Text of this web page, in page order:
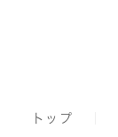
トップ